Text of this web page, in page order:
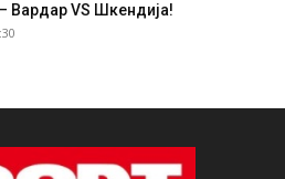
– Вардар VS Шкендија!